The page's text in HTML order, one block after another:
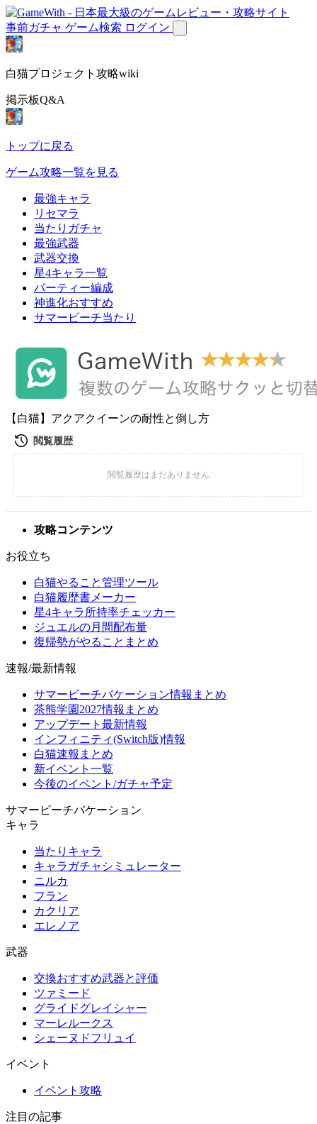
事前ガチャ ゲーム検索 ログイン
白猫プロジェクト攻略wiki
掲示板Q&A
トップに戻る
ゲーム攻略一覧を見る
最強キャラ
リセマラ
当たりガチャ
最強武器
武器交換
星4キャラ一覧
パーティー編成
神進化おすすめ
サマービーチ当たり
【白猫】アクアクイーンの耐性と倒し方
攻略コンテンツ
お役立ち
白猫やること管理ツール
白猫履歴書メーカー
星4キャラ所持率チェッカー
ジュエルの月間配布量
復帰勢がやることまとめ
速報/最新情報
サマービーチバケーション情報まとめ
茶熊学園2027情報まとめ
アップデート最新情報
インフィニティ(Switch版)情報
白猫速報まとめ
新イベント一覧
今後のイベント/ガチャ予定
サマービーチバケーション
キャラ
当たりキャラ
キャラガチャシミュレーター
ニルカ
フラン
カクリア
エレノア
武器
交換おすすめ武器と評価
ツァミード
グライドグレイシャー
マーレルークス
シェーヌドフリュイ
イベント
イベント攻略
注目の記事